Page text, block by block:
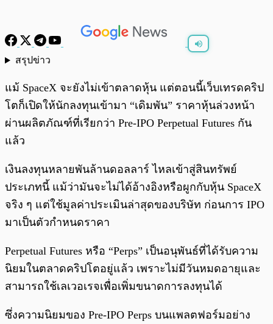
สรุปข่าว
แม้ SpaceX จะยังไม่เข้าตลาดหุ้น แต่ตอนนี้เว็บเทรดคริป
โตก็เปิดให้นักลงทุนเข้ามา “เดิมพัน” ราคาหุ้นล่วงหน้า
ผ่านผลิตภัณฑ์ที่เรียกว่า Pre-IPO Perpetual Futures กัน
แล้ว
เงินลงทุนหลายพันล้านดอลลาร์ ไหลเข้าสู่สินทรัพย์
ประเภทนี้ แม้ว่ามันจะไม่ได้อ้างอิงหรือผูกกับหุ้น SpaceX
จริง ๆ แต่ใช้มูลค่าประเมินล่าสุดของบริษัท ก่อนการ IPO
มาเป็นตัวกำหนดราคา
Perpetual Futures หรือ “Perps” เป็นอนุพันธ์ที่ได้รับความ
นิยมในตลาดคริปโตอยู่แล้ว เพราะไม่มีวันหมดอายุและ
สามารถใช้เลเวอเรจเพื่อเพิ่มขนาดการลงทุนได้
ซึ่งความนิยมของ Pre-IPO Perps บนแพลตฟอร์มอย่าง